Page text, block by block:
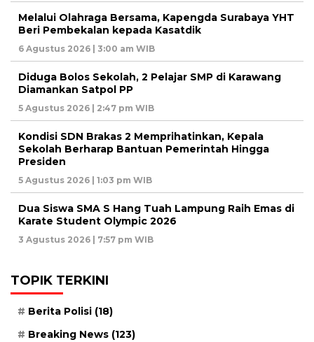
Melalui Olahraga Bersama, Kapengda Surabaya YHT
Beri Pembekalan kepada Kasatdik
6 Agustus 2026 | 3:00 am WIB
Diduga Bolos Sekolah, 2 Pelajar SMP di Karawang
Diamankan Satpol PP
5 Agustus 2026 | 2:47 pm WIB
Kondisi SDN Brakas 2 Memprihatinkan, Kepala
Sekolah Berharap Bantuan Pemerintah Hingga
Presiden
5 Agustus 2026 | 1:03 pm WIB
Dua Siswa SMA S Hang Tuah Lampung Raih Emas di
Karate Student Olympic 2026
3 Agustus 2026 | 7:57 pm WIB
TOPIK TERKINI
Berita Polisi (18)
Breaking News (123)